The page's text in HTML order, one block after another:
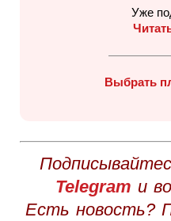
Уже
Выбрать
Telegram и во
Есть новость?